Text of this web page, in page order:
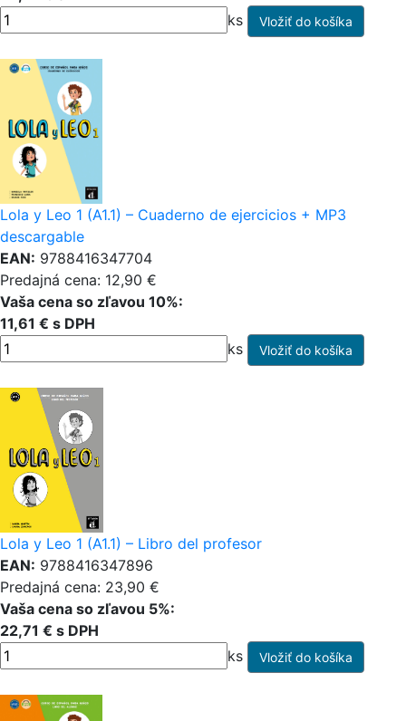
ks
Lola y Leo 1 (A1.1) – Cuaderno de ejercicios + MP3
descargable
EAN: 9788416347704
Predajná cena: 12,90 €
Vaša cena so zľavou 10%:
11,61 € s DPH
ks
Lola y Leo 1 (A1.1) – Libro del profesor
EAN: 9788416347896
Predajná cena: 23,90 €
Vaša cena so zľavou 5%:
22,71 € s DPH
ks